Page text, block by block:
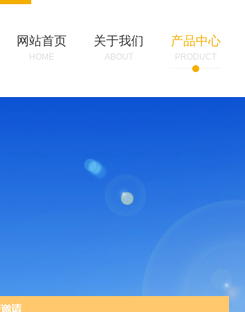
网站首页
HOME
关于我们
ABOUT
产品中心
PRODUCT